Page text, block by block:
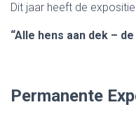
Dit jaar heeft de
“Alle hens aan dek –
Permanente